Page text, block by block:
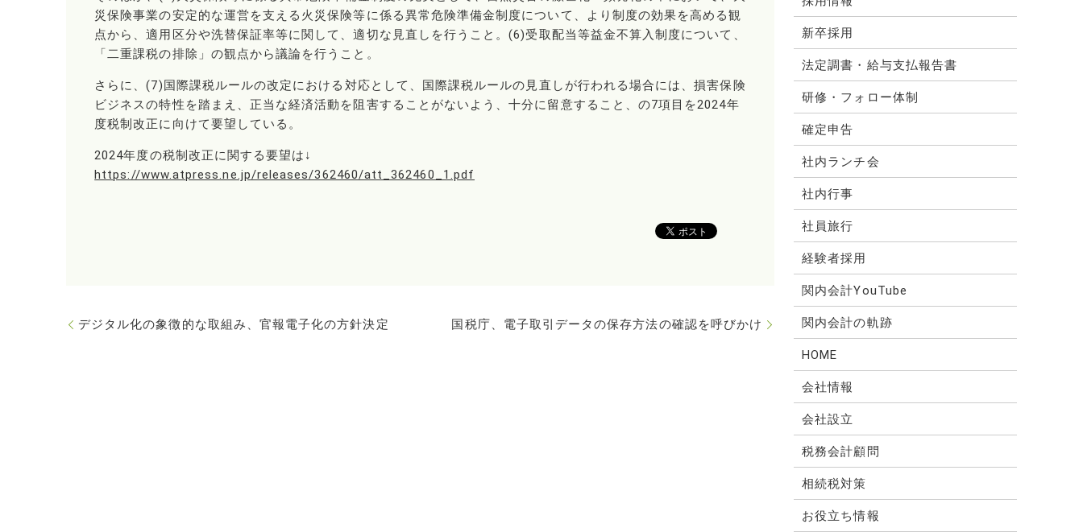
災保険事業の安定的な運営を支える火災保険等に係る異常危険準備金制度について、より制度の効果を高める観
点から、適用区分や洗替保証率等に関して、適切な見直しを行うこと。(6)受取配当等益金不算入制度について、
「二重課税の排除」の観点から議論を行うこと。
さらに、(7)国際課税ルールの改定における対応として、国際課税ルールの見直しが行われる場合には、損害保険
ビジネスの特性を踏まえ、正当な経済活動を阻害することがないよう、十分に留意すること、の7項目を2024年
度税制改正に向けて要望している。
2024年度の税制改正に関する要望は↓
https://www.atpress.ne.jp/releases/362460/att_362460_1.pdf
デジタル化の象徴的な取組み、官報電子化の方針決定 国税庁、電子取引データの保存方法の確認を呼びかけ
新卒採用
法定調書・給与支払報告書
研修・フォロー体制
確定申告
社内ランチ会
社内行事
社員旅行
経験者採用
関内会計YouTube
関内会計の軌跡
HOME
会社情報
会社設立
税務会計顧問
相続税対策
お役立ち情報